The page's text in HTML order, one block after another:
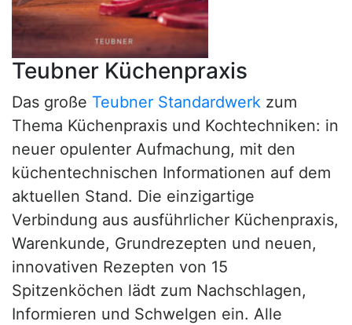
Teubner Küchenpraxis
Das große Teubner Standardwerk zum
Thema Küchenpraxis und Kochtechniken: in
neuer opulenter Aufmachung, mit den
küchentechnischen Informationen auf dem
aktuellen Stand. Die einzigartige
Verbindung aus ausführlicher Küchenpraxis,
Warenkunde, Grundrezepten und neuen,
innovativen Rezepten von 15
Spitzenköchen lädt zum Nachschlagen,
Informieren und Schwelgen ein. Alle